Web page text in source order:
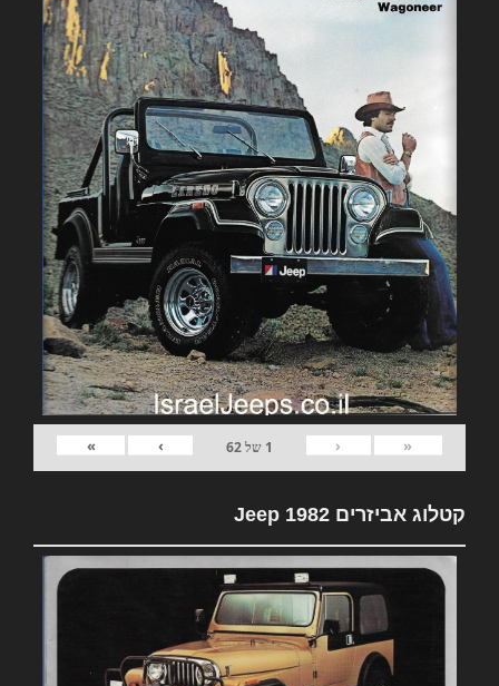
«
‹
1 של62
›
»
קטלוג אביזרים 1982 Jeep